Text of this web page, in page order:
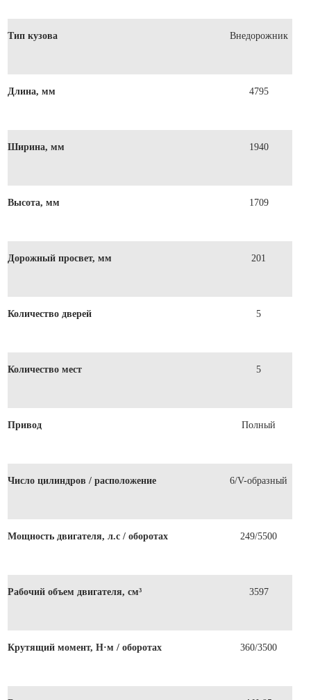
Тип кузова Внедорожник
Длина, мм 4795
Ширина, мм 1940
Высота, мм 1709
Дорожный просвет, мм 201
Количество дверей 5
Количество мест 5
Привод Полный
Число цилиндров / расположение 6/V-образный
Мощность двигателя, л.с / оборотах 249/5500
Рабочий объем двигателя, см³ 3597
Крутящий момент, Н·м / оборотах 360/3500